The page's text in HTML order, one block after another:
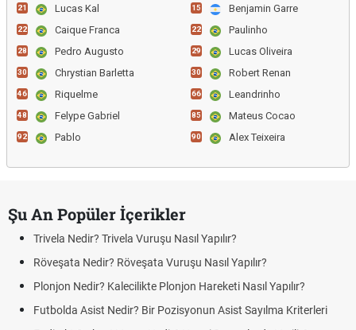
21 Lucas Kal
22 Caique Franca
28 Pedro Augusto
30 Chrystian Barletta
46 Riquelme
48 Felype Gabriel
92 Pablo
15 Benjamin Garre
22 Paulinho
29 Lucas Oliveira
30 Robert Renan
66 Leandrinho
85 Mateus Cocao
90 Alex Teixeira
Şu An Popüler İçerikler
Trivela Nedir? Trivela Vuruşu Nasıl Yapılır?
Röveşata Nedir? Röveşata Vuruşu Nasıl Yapılır?
Plonjon Nedir? Kalecilikte Plonjon Hareketi Nasıl Yapılır?
Futbolda Asist Nedir? Bir Pozisyonun Asist Sayılma Kriterleri